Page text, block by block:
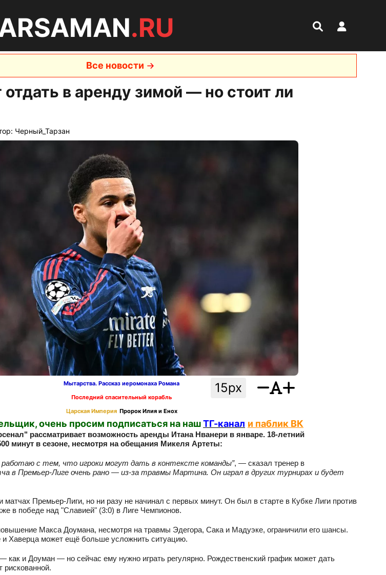
.RU
Все новости
в аренду зимой — но стоит ли
Черный_Тарзан
15px
Мытарства. Рассказ иеромонаха Романа
Последний спасительный корабль
Царская Империя Пророк Илия и Енох
очень просим подписаться на нашТГ-канал и паблик ВК
рассматривает возможность аренды Итана Нванери в январе. 18-летний
минут в сезоне, несмотря на обещания Микеля Артеты:
с тем, что игроки могут дать в контексте команды”, — сказал тренер в
в Премьер-Лиге очень рано — из-за травмы Мартина. Он играл в других турнирах и будет
Премьер-Лиги, но ни разу не начинал с первых минут. Он был в старте в Кубке Лиги против
в победе над "Славией" (3:0) в Лиге Чемпионов.
Макса Доумана, несмотря на травмы Эдегора, Сака и Мадуэке, ограничили его шансы.
Хаверца может ещё больше усложнить ситуацию.
как и Доуман — но сейчас ему нужно играть регулярно. Рождественский график может дать
рискованной.